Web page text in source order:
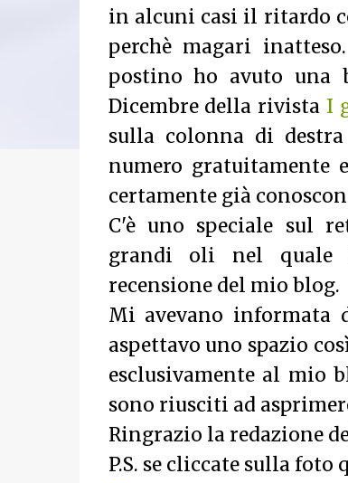
in alcuni casi il ritardo
perchè magari
postino ho avuto una
Dicembre della rivista I
sulla colonna di
numero gratuitamente
certamente già
C'è uno speciale sul
grandi oli nel quale
recensione del mio blog.
Mi avevano informata
aspettavo uno spazio
esclusivamente al mio
sono riusciti ad
Ringrazio la redazione
P.S. se cliccate sulla